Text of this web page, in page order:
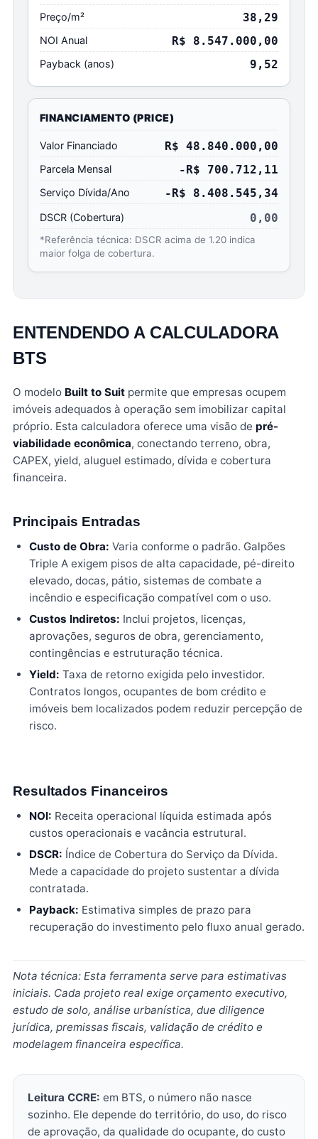
Preço/m² 38,29
NOI Anual R$ 8.547.000,00
Payback (anos) 9,52
FINANCIAMENTO (PRICE)
Valor Financiado R$ 48.840.000,00
Parcela Mensal -R$ 700.712,11
Serviço Dívida/Ano -R$ 8.408.545,34
DSCR (Cobertura) 0,00
*Referência técnica: DSCR acima de 1.20 indica
maior folga de cobertura.
ENTENDENDO A CALCULADORA
BTS
O modelo Built to Suit permite que empresas ocupem
imóveis adequados à operação sem imobilizar capital
próprio. Esta calculadora oferece uma visão de pré-
viabilidade econômica, conectando terreno, obra,
CAPEX, yield, aluguel estimado, dívida e cobertura
financeira.
Principais Entradas
Custo de Obra: Varia conforme o padrão. Galpões
Triple A exigem pisos de alta capacidade, pé-direito
elevado, docas, pátio, sistemas de combate a
incêndio e especificação compatível com o uso.
Custos Indiretos: Inclui projetos, licenças,
aprovações, seguros de obra, gerenciamento,
contingências e estruturação técnica.
Yield: Taxa de retorno exigida pelo investidor.
Contratos longos, ocupantes de bom crédito e
imóveis bem localizados podem reduzir percepção de
risco.
Resultados Financeiros
NOI: Receita operacional líquida estimada após
custos operacionais e vacância estrutural.
DSCR: Índice de Cobertura do Serviço da Dívida.
Mede a capacidade do projeto sustentar a dívida
contratada.
Payback: Estimativa simples de prazo para
recuperação do investimento pelo fluxo anual gerado.
Nota técnica: Esta ferramenta serve para estimativas
iniciais. Cada projeto real exige orçamento executivo,
estudo de solo, análise urbanística, due diligence
jurídica, premissas fiscais, validação de crédito e
modelagem financeira específica.
Leitura CCRE: em BTS, o número não nasce
sozinho. Ele depende do território, do uso, do risco
de aprovação, da qualidade do ocupante, do custo